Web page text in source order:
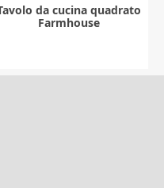
da cucina quadrato
Farmhouse